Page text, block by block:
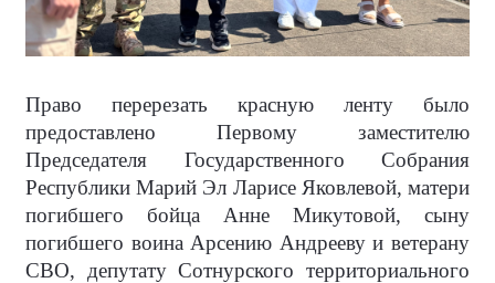
Право перерезать красную ленту было
предоставлено Первому заместителю
Председателя Государственного Собрания
Республики Марий Эл Ларисе Яковлевой, матери
погибшего бойца Анне Микутовой, сыну
погибшего воина Арсению Андрееву и ветерану
СВО, депутату Сотнурского территориального